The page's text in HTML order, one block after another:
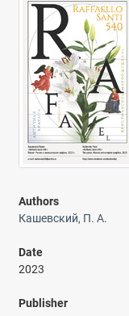
Authors
Кашевский, П. А.
Date
2023
Publisher